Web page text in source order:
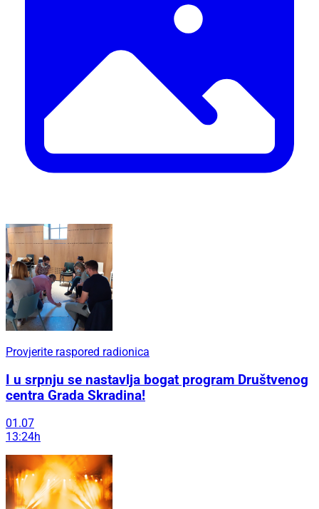
Provjerite raspored radionica
I u srpnju se nastavlja bogat program Društvenog
centra Grada Skradina!
01.07
13:24h